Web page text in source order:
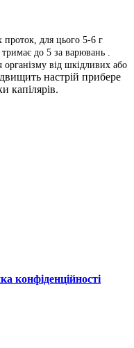
проток, для цього 5-6 г
тримає до 5 за варювань
організму від шкідливих або
настрій прибере
капілярів.
конфіденційності